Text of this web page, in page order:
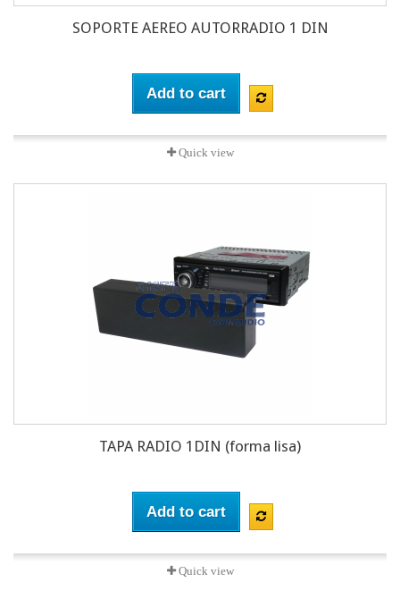
SOPORTE AEREO AUTORRADIO 1 DIN
Add to cart
Quick view
TAPA RADIO 1DIN (forma lisa)
Add to cart
Quick view